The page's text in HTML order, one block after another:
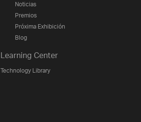
Noticias
Premios
Próxima Exhibición
Blog
Learning Center
Technology Library